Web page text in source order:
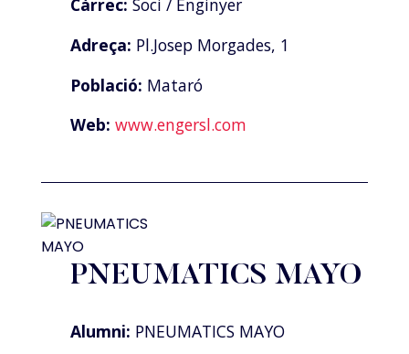
Càrrec: Soci / Enginyer
Adreça: Pl.Josep Morgades, 1
Població: Mataró
Web: www.engersl.com
PNEUMATICS MAYO
Alumni: PNEUMATICS MAYO